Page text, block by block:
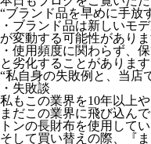
“ブランド品を早めに手放
・ブランド品は新しいモ
が変動する可能性がありま
・使用頻度に関わらず、
と劣化することがあります
“私自身の失敗例と、当店
・失敗談
私もこの業界を10年以上
まだこの業界に飛び込ん
トンの長財布を使用してい
そして買い替えの際、『